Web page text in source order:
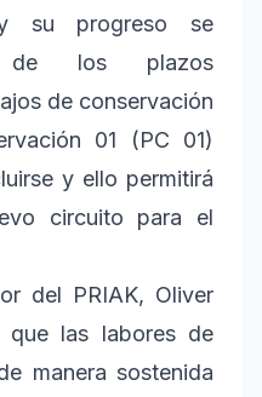
su progreso se
de los plazos
de conservación
01 (PC 01)
y ello permitirá
circuito para el
del PRIAK, Oliver
que las labores de
manera sostenida